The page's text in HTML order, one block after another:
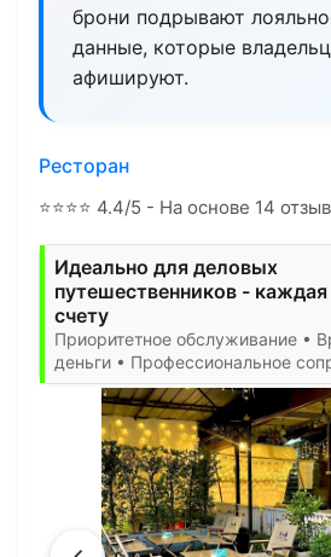
брони подрывают
данные, которые
афишируют.
Ресторан
⭐⭐⭐⭐ 4.4/5 - На основе 14
Идеально для деловых
путешественников -
счету
Приоритетное обслуживание •
деньги • Профессиональное